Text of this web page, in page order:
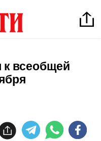
к всеобщей